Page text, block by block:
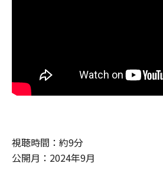
視聴時間：約9分
公開月：2024年9月